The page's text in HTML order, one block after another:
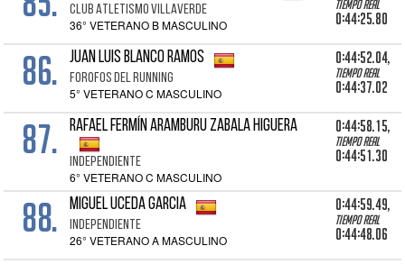
CLUB ATLETISMO VILLAVERDE
36° VETERANO B MASCULINO
Tiempo real
0:44:25.80
86. JUAN LUIS BLANCO RAMOS
FOROFOS DEL RUNNING
5° VETERANO C MASCULINO
0:44:52.04,
Tiempo real
0:44:37.02
87. RAFAEL FERMÍN ARAMBURU ZABALA HIGUERA
INDEPENDIENTE
6° VETERANO C MASCULINO
0:44:58.15,
Tiempo real
0:44:51.30
88. MIGUEL UCEDA GARCIA
INDEPENDIENTE
26° VETERANO A MASCULINO
0:44:59.49,
Tiempo real
0:44:48.06